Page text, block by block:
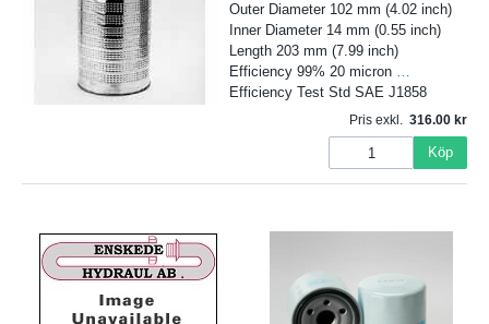
Outer Diameter 102 mm (4.02 inch)
Inner Diameter 14 mm (0.55 inch)
Length 203 mm (7.99 inch)
Efficiency 99% 20 micron …
Efficiency Test Std SAE J1858
Pris exkl. 316.00
Köp